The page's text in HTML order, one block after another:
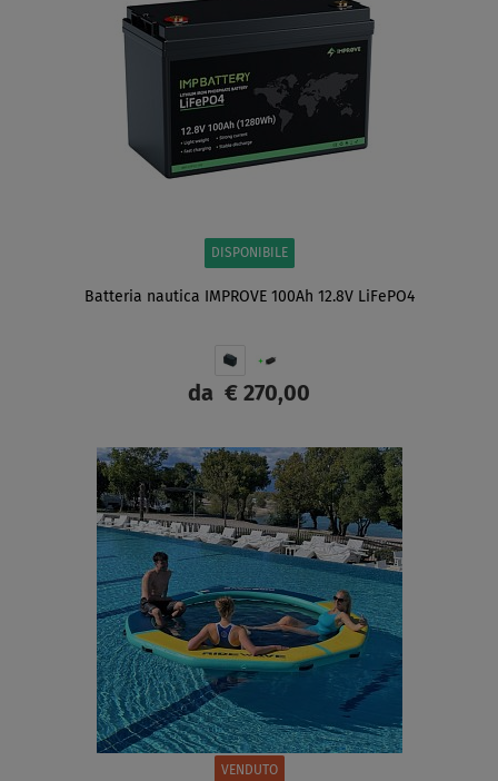
DISPONIBILE
Batteria nautica IMPROVE 100Ah 12.8V LiFePO4
da € 270,00
SCHERMO
VENDUTO